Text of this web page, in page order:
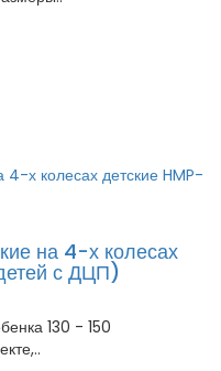
на 4-х колесах
с ДЦП)
130 - 150